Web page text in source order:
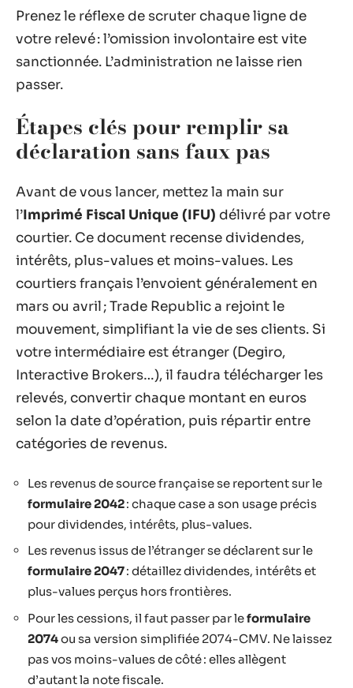
Prenez le réflexe de scruter chaque ligne de
votre relevé : l’omission involontaire est vite
sanctionnée. L’administration ne laisse rien
passer.
Étapes clés pour remplir sa
déclaration sans faux pas
Avant de vous lancer, mettez la main sur
l’Imprimé Fiscal Unique (IFU) délivré par votre
courtier. Ce document recense dividendes,
intérêts, plus-values et moins-values. Les
courtiers français l’envoient généralement en
mars ou avril ; Trade Republic a rejoint le
mouvement, simplifiant la vie de ses clients. Si
votre intermédiaire est étranger (Degiro,
Interactive Brokers…), il faudra télécharger les
relevés, convertir chaque montant en euros
selon la date d’opération, puis répartir entre
catégories de revenus.
Les revenus de source française se reportent sur le
formulaire 2042: chaque case a son usage précis
pour dividendes, intérêts, plus-values.
Les revenus issus de l’étranger se déclarent sur le
formulaire 2047: détaillez dividendes, intérêts et
plus-values perçus hors frontières.
Pour les cessions, il faut passer par leformulaire
2074ou sa version simplifiée 2074-CMV. Ne laissez
pas vos moins-values de côté : elles allègent
d’autant la note fiscale.